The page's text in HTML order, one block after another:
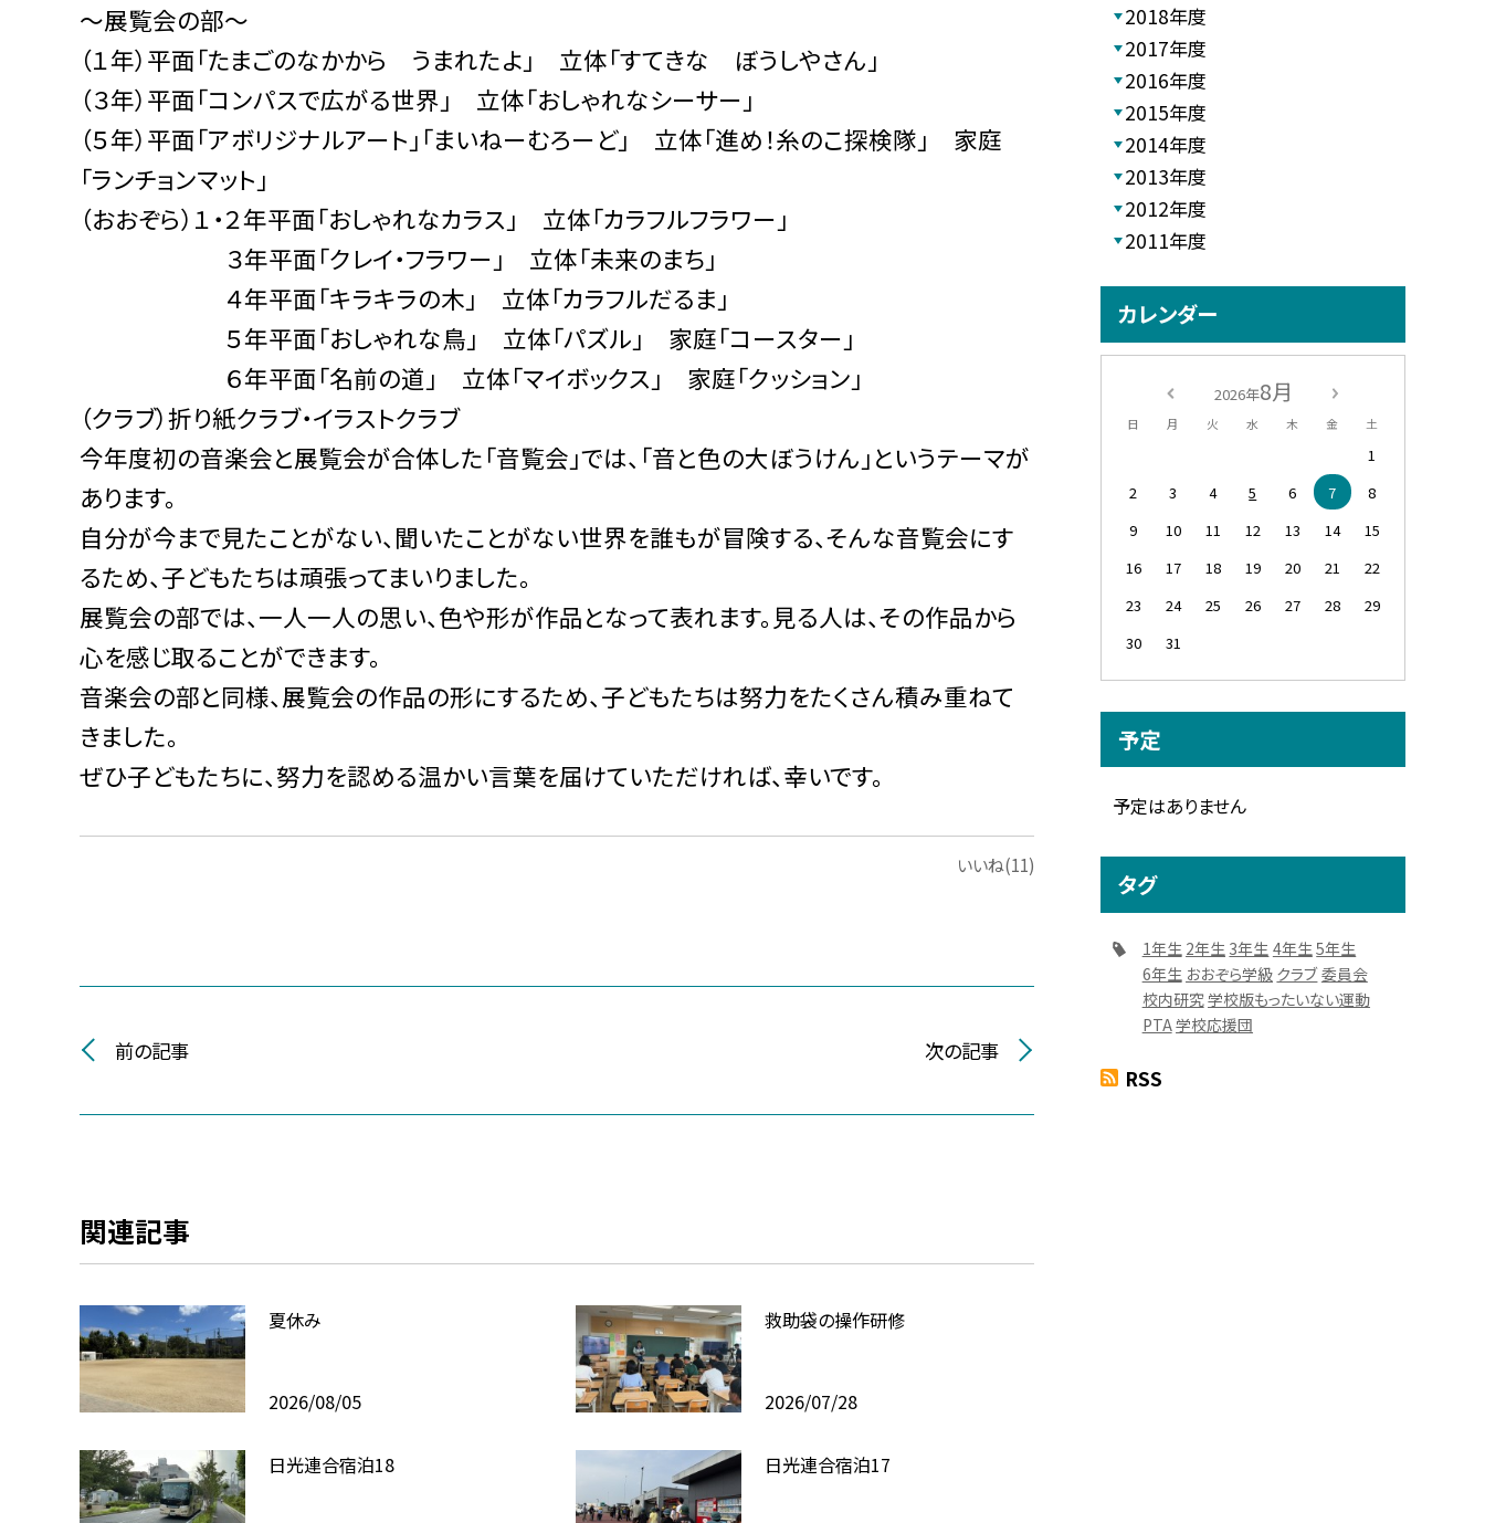
〜展覧会の部〜
（１年）平面「たまごのなかから うまれたよ」 立体「すてきな ぼうしやさん」
（３年）平面「コンパスで広がる世界」 立体「おしゃれなシーサー」
（５年）平面「アボリジナルアート」「まいねーむろーど」 立体「進め！糸のこ探検隊」 家庭
「ランチョンマット」
（おおぞら）１・２年平面「おしゃれなカラス」 立体「カラフルフラワー」
３年平面「クレイ・フラワー」 立体「未来のまち」
４年平面「キラキラの木」 立体「カラフルだるま」
５年平面「おしゃれな鳥」 立体「パズル」 家庭「コースター」
６年平面「名前の道」 立体「マイボックス」 家庭「クッション」
（クラブ）折り紙クラブ・イラストクラブ
今年度初の音楽会と展覧会が合体した「音覧会」では、「音と色の大ぼうけん」というテーマが
あります。
自分が今まで見たことがない、聞いたことがない世界を誰もが冒険する、そんな音覧会にす
るため、子どもたちは頑張ってまいりました。
展覧会の部では、一人一人の思い、色や形が作品となって表れます。見る人は、その作品から
心を感じ取ることができます。
音楽会の部と同様、展覧会の作品の形にするため、子どもたちは努力をたくさん積み重ねて
きました。
ぜひ子どもたちに、努力を認める温かい言葉を届けていただければ、幸いです。
いいね(11)
前の記事 次の記事
関連記事
夏休み
2026/08/05
救助袋の操作研修
2026/07/28
日光連合宿泊18 日光連合宿泊17
2018年度
2017年度
2016年度
2015年度
2014年度
2013年度
2012年度
2011年度
カレンダー
2026年8月
日 月 火 水 木 金 土
1
2
3 4 5 6 7
8
9
10 11 12 13 14
15
16
17 18 19 20 21
22
23
24 25 26 27 28
29
30
31
予定
予定はありません
タグ
1年生 2年生 3年生 4年生5年生
6年生 おおぞら学級 クラブ委員会
校内研究学校版もったいない運動
PTA学校応援団
RSS